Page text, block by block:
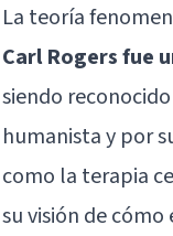
La teoría
Carl Rogers fue
siendo
humanistay por
como la terapia
su visión de